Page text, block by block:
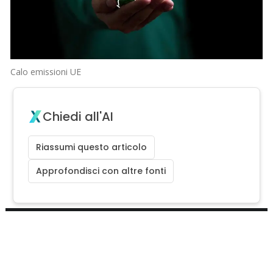
Calo emissioni UE
Chiedi all'AI
Riassumi questo articolo
Approfondisci con altre fonti